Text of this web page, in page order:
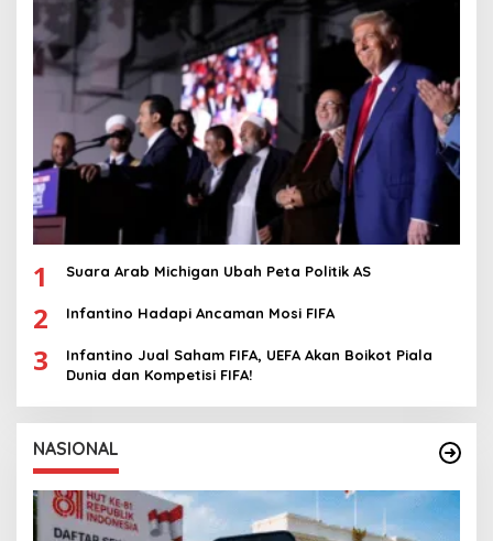
1 Suara Arab Michigan Ubah Peta Politik AS
2 Infantino Hadapi Ancaman Mosi FIFA
3
Infantino Jual Saham FIFA, UEFA Akan Boikot Piala
Dunia dan Kompetisi FIFA!
NASIONAL